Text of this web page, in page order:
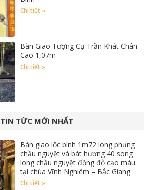
Chi tiết »
Bàn Giao Tượng Cụ Trần Khát Chân
Cao 1,07m
Chi tiết »
TIN TỨC MỚI NHẤT
Bàn giao lộc bình 1m72 long phụng
chầu nguyệt và bát hương 40 song
long chầu nguyệt đồng đỏ cạo màu
tại chùa Vĩnh Nghiêm – Bắc Giang
Chi tiết »